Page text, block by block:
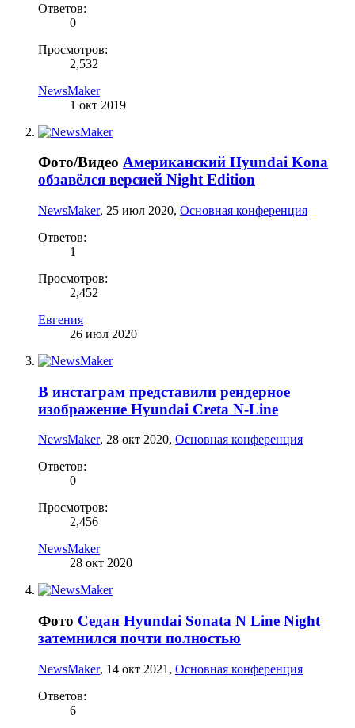
Ответов:
0
Просмотров:
2,532
NewsMaker
1 окт 2019
Фото/Видео Американский Hyundai Kona
обзавёлся версией Night Edition
NewsMaker, 25 июл 2020, Основная конференция
Ответов:
1
Просмотров:
2,452
Евгения
26 июл 2020
В инстаграм представили рендерное
изображение Hyundai Creta N-Line
NewsMaker, 28 окт 2020, Основная конференция
Ответов:
0
Просмотров:
2,456
NewsMaker
28 окт 2020
Фото Седан Hyundai Sonata N Line Night
затемнился почти полностью
NewsMaker, 14 окт 2021 , Основная конференция
Ответов:
6